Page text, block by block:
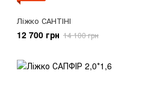
Ліжко САНТІНІ
12 700 грн 14 100 грн